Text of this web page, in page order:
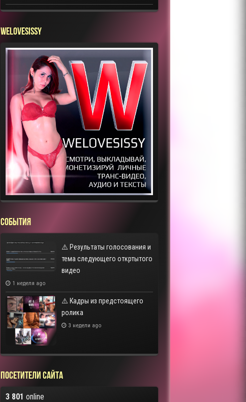
WELOVESISSY
СОБЫТИЯ
⚠️ Результаты голосования и
тема следующего откртытого
видео
1 неделя ago
⚠️ Кадры из предстоящего
ролика
3 недели ago
Посетители сайта
3 801 online